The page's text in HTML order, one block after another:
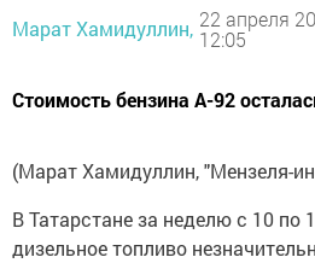
Марат Хамидуллин, 22 апреля
12:05
Стоимость бензина А-92
(Марат Хамидуллин, "Мензеля-
В Татарстане за неделю с 10 по
дизельное топливо